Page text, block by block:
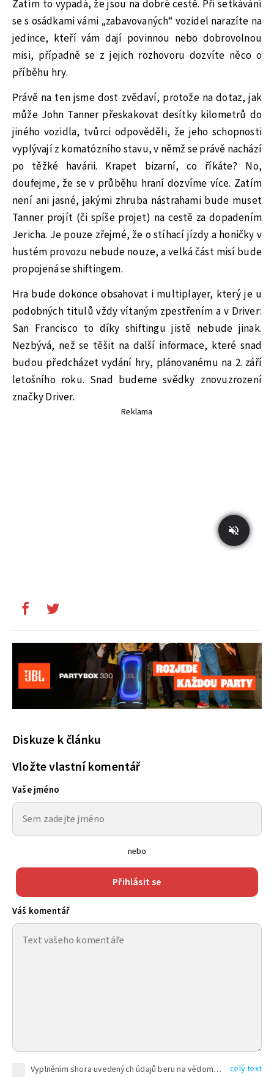
Zatím to vypadá, že jsou na dobré cestě. Při setkávání
se s osádkami vámi „zabavovaných“ vozidel narazíte na
jedince, kteří vám dají povinnou nebo dobrovolnou
misi, případně se z jejich rozhovoru dozvíte něco o
příběhu hry.
Právě na ten jsme dost zvědaví, protože na dotaz, jak
může John Tanner přeskakovat desítky kilometrů do
jiného vozidla, tvůrci odpověděli, že jeho schopnosti
vyplývají z komatózního stavu, v němž se právě nachází
po těžké havárii. Krapet bizarní, co říkáte? No,
doufejme, že se v průběhu hraní dozvíme více. Zatím
není ani jasné, jakými zhruba nástrahami bude muset
Tanner projít (či spíše projet) na cestě za dopadením
Jericha. Je pouze zřejmé, že o stíhací jízdy a honičky v
hustém provozu nebude nouze, a velká část misí bude
propojená se shiftingem.
Hra bude dokonce obsahovat i multiplayer, který je u
podobných titulů vždy vítaným zpestřením a v Driver:
San Francisco to díky shiftingu jistě nebude jinak.
Nezbývá, než se těšit na další informace, které snad
budou předcházet vydání hry, plánovanému na 2. září
letošního roku. Snad budeme svědky znovuzrození
značky Driver.
Reklama
Diskuze k článku
Vložte vlastní komentář
Vaše jméno
nebo
Přihlásit se
Váš komentář
Vyplněním shora uvedených údajů beru na vědomí, že společnost TEXT FACTORY s.r.o., sídlem Brno, Durďákova 336/29, Černá Pole, PSČ: 613 00, IČ: 06157831, zapsané u Krajského soudu v Brně, oddíl C, vložka 100399, bude zpracovávat mé osobní údaje uvedené v rámci mnou vyplněného registračního formuláře na základě oprávněných zájmů TEXT FACTORY s.r.o. dle čl. 6 odst. 1 písm. f) GDPR a pro splnění právních povinností (čl. 6 odst. 1 písm. c) GDPR), a to pro tyto účely: nezbytnost zajistit oprávnění návštěvníka webových stránek provozovaných společností TEXT FACTORY s.r.o. přispívat aktivně ke zveřejněným článkům nebo v rámci diskusních fór a výkon práv TEXT FACTORY s.r.o. jako administrátora těchto diskusních fór. Více informací o zpracování osobních údajů a právech lze nalézt v celý text